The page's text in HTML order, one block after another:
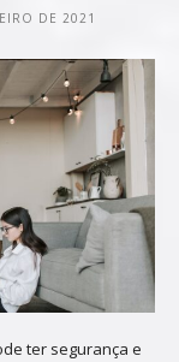
DE 2021
ter segurança e